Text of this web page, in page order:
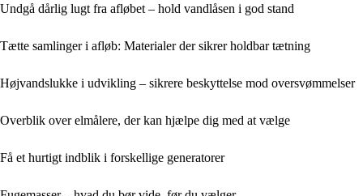
Undgå dårlig lugt fra afløbet – hold vandlåsen i god stand
Tætte samlinger i afløb: Materialer der sikrer holdbar tætning
Højvandslukke i udvikling – sikrere beskyttelse mod oversvømmelser
Overblik over elmålere, der kan hjælpe dig med at vælge
Få et hurtigt indblik i forskellige generatorer